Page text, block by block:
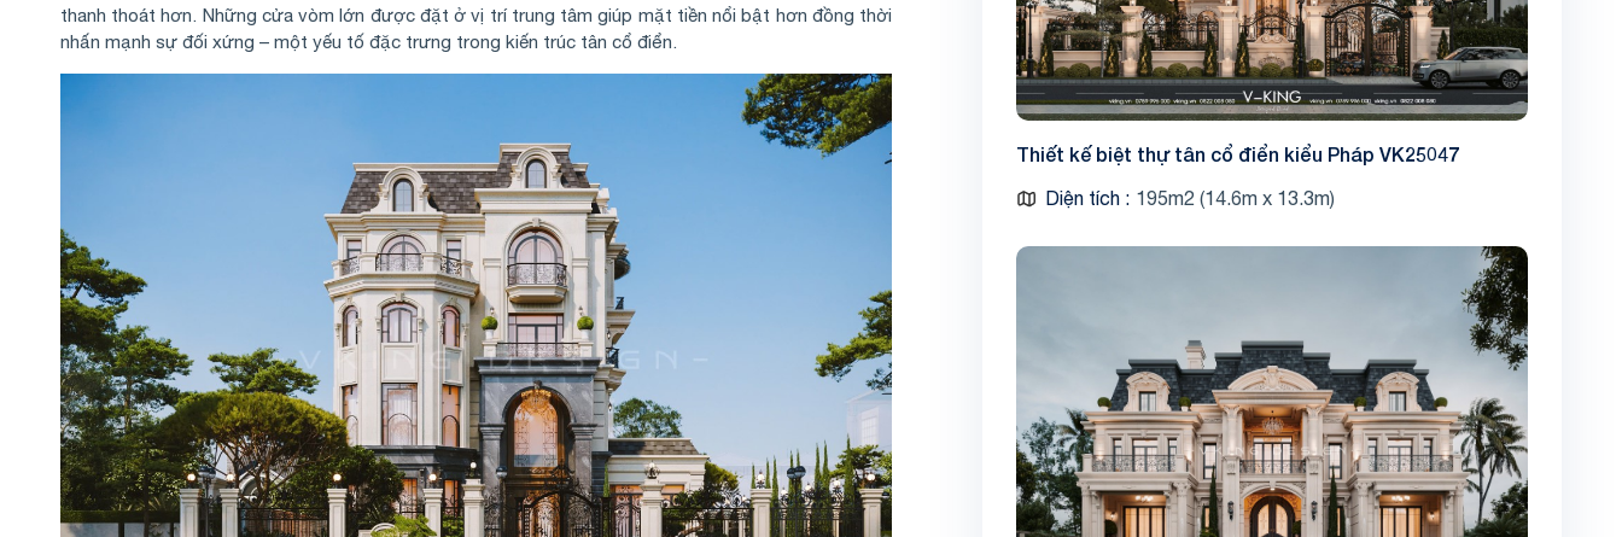
thanh thoát hơn. Những cửa vòm lớn được đặt ở vị trí trung tâm giúp mặt tiền nổi bật hơn đồng thời
nhấn mạnh sự đối xứng – một yếu tố đặc trưng trong kiến trúc tân cổ điển.
Thiết kế biệt thự tân cổ điển kiểu Pháp VK25047
Diện tích 195m2 (14.6m x 13.3m)